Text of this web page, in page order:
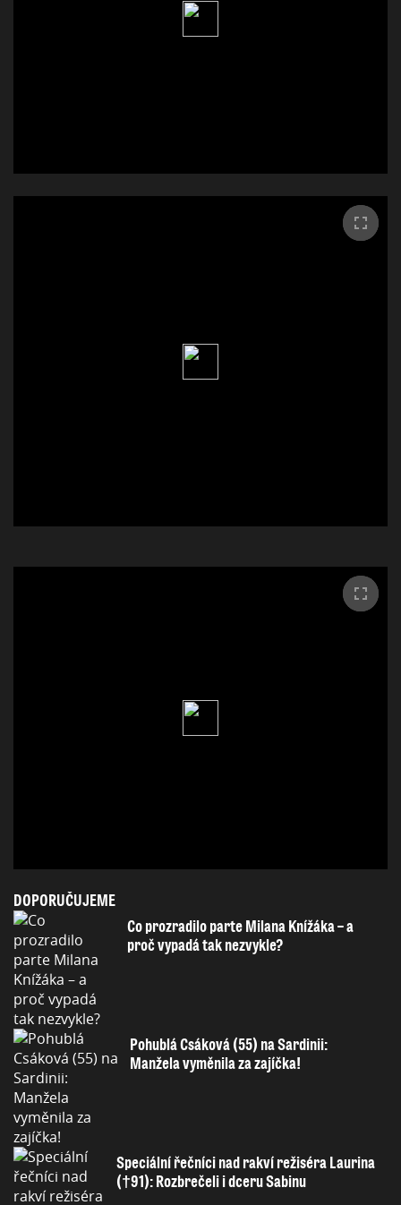
DOPORUČUJEME
Co prozradilo parte Milana Knížáka – a
proč vypadá tak nezvykle?
Pohublá Csáková (55) na Sardinii:
Manžela vyměnila za zajíčka!
Speciální řečníci nad rakví režiséra Laurina
(†91): Rozbrečeli i dceru Sabinu